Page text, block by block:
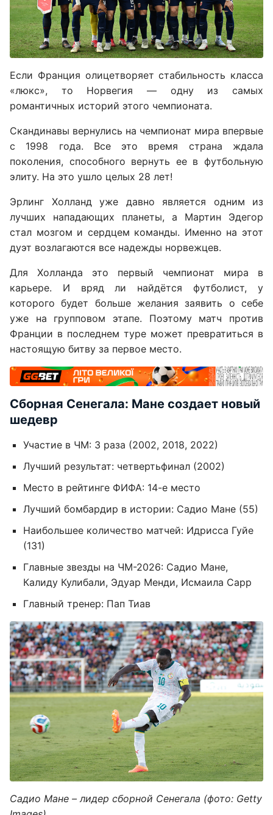
Если Франция олицетворяет стабильность класса
«люкс», то Норвегия — одну из самых
романтичных историй этого чемпионата.
Скандинавы вернулись на чемпионат мира впервые
с 1998 года. Все это время страна ждала
поколения, способного вернуть ее в футбольную
элиту. На это ушло целых 28 лет!
Эрлинг Холланд уже давно является одним из
лучших нападающих планеты, а Мартин Эдегор
стал мозгом и сердцем команды. Именно на этот
дуэт возлагаются все надежды норвежцев.
Для Холланда это первый чемпионат мира в
карьере. И вряд ли найдётся футболист, у
которого будет больше желания заявить о себе
уже на групповом этапе. Поэтому матч против
Франции в последнем туре может превратиться в
настоящую битву за первое место.
Сборная Сенегала: Мане создает новый
шедевр
Участие в ЧМ: 3 раза (2002, 2018, 2022)
Лучший результат: четвертьфинал (2002)
Место в рейтинге ФИФА: 14-е место
Лучший бомбардир в истории: Садио Мане (55)
Наибольшее количество матчей: Идрисса Гуйе
(131)
Главные звезды на ЧМ-2026: Садио Мане,
Калиду Кулибали, Эдуар Менди, Исмаила Сарр
Главный тренер: Пап Тиав
Садио Мане – лидер сборной Сенегала (фото: Getty